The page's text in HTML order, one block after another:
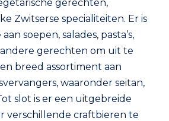
gerechten,
Zwitserse specialiteiten. Er is
soepen, salades, pasta’s,
gerechten om uit te
breed assortiment aan
waaronder seitan,
slot is er een uitgebreide
verschillende craftbieren te